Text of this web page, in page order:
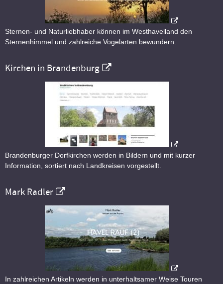
Sternen- und Naturliebhaber können im Westhavelland den
Sternenhimmel und zahlreiche Vogelarten bewundern.
Kirchen in Brandenburg
Brandenburger Dorfkirchen werden in Bildern und mit kurzer
Information, sortiert nach Landkreisen vorgestellt.
Mark Radler
In zahlreichen Artikeln werden in unterhaltsamer Weise Touren